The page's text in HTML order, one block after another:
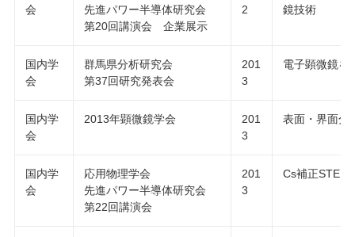
会
先進パワー半導体研究会
第20回講演会 企業展示
2
鏡技術
国内学
会
群馬県分析研究会
第37回研究発表会
201
3
電子顕微鏡を
国内学
会
2013年顕微鏡学会
201
3
表面・界面分
国内学
会
応用物理学会
先進パワー半導体研究会
第22回講演会
201
3
Cs補正STEM